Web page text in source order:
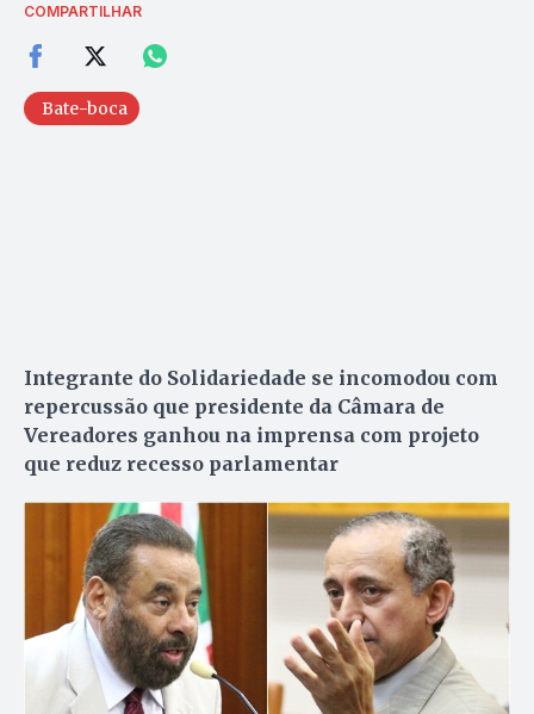
COMPARTILHAR
Bate-boca
Integrante do Solidariedade se incomodou com
repercussão que presidente da Câmara de
Vereadores ganhou na imprensa com projeto
que reduz recesso parlamentar